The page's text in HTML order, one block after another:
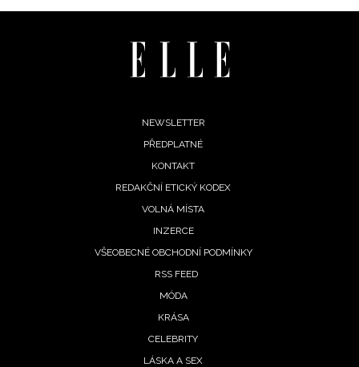
NEWSLETTER
PŘEDPLATNÉ
KONTAKT
REDAKČNÍ ETICKÝ KODEX
VOLNÁ MÍSTA
INZERCE
VŠEOBECNÉ OBCHODNÍ PODMÍNKY
RSS FEED
MÓDA
KRÁSA
CELEBRITY
LÁSKA A SEX